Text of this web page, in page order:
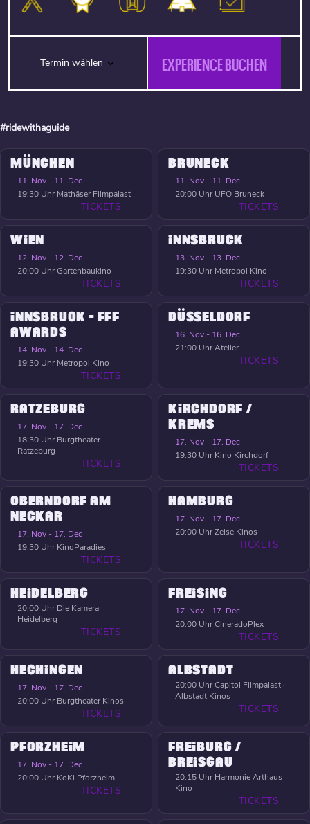
Termin wählen EXPERIENCE BUCHEN
#ridewithaguide
MÜNCHEN
11. Nov - 11. Dec
19:30 Uhr Mathäser Filmpalast
TICKETS
BRUNECK
11. Nov - 11. Dec
20:00 Uhr UFO Bruneck
TICKETS
WIEN
12. Nov - 12. Dec
20:00 UhrGartenbaukino
TICKETS
INNSBRUCK
13. Nov - 13. Dec
19:30 Uhr Metropol Kino
TICKETS
INNSBRUCK - FFF
AWARDS
14. Nov - 14. Dec
19:30 Uhr Metropol Kino
TICKETS
DÜSSELDORF
16. Nov - 16. Dec
21:00 UhrAtelier
TICKETS
RATZEBURG
17. Nov - 17. Dec
18:30 Uhr Burgtheater
Ratzeburg
TICKETS
KIRCHDORF /
KREMS
17. Nov - 17. Dec
19:30 Uhr Kino Kirchdorf
TICKETS
OBERNDORF AM
NECKAR
17. Nov - 17. Dec
19:30 Uhr KinoParadies
TICKETS
HAMBURG
17. Nov - 17. Dec
20:00 UhrZeise Kinos
TICKETS
HEIDELBERG
20:00 Uhr Die Kamera
Heidelberg
TICKETS
FREISING
17. Nov - 17. Dec
20:00 UhrCineradoPlex
TICKETS
HECHINGEN
17. Nov - 17. Dec
20:00 Uhr Burgtheater Kinos
TICKETS
ALBSTADT
20:00 UhrCapitol Filmpalast ·
Albstadt Kinos
TICKETS
PFORZHEIM
17. Nov - 17. Dec
20:00 Uhr KoKi Pforzheim
TICKETS
FREIBURG /
BREISGAU
20:15 Uhr Harmonie Arthaus
Kino
TICKETS